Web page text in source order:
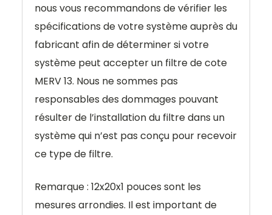
nous vous recommandons de vérifier les
spécifications de votre système auprès du
fabricant afin de déterminer si votre
système peut accepter un filtre de cote
MERV 13. Nous ne sommes pas
responsables des dommages pouvant
résulter de l’installation du filtre dans un
système qui n’est pas conçu pour recevoir
ce type de filtre.
Remarque : 12x20x1 pouces sont les
mesures arrondies. Il est important de